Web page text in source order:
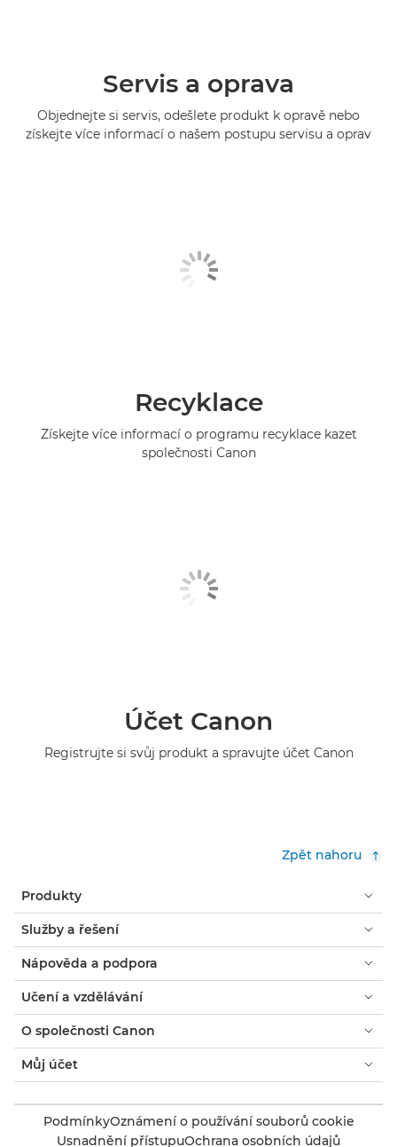
Servis a oprava
Objednejte si servis, odešlete produkt k opravě nebo
získejte více informací o našem postupu servisu a oprav
Recyklace
Získejte více informací o programu recyklace kazet
společnosti Canon
Účet Canon
Registrujte si svůj produkt a spravujte účet Canon
Zpět nahoru
Produkty
Služby a řešení
Nápověda a podpora
Učení a vzdělávání
O společnosti Canon
Můj účet
PodmínkyOznámení o používání souborů cookie
Usnadnění přístupuOchrana osobních údajů